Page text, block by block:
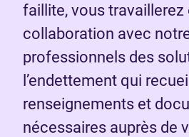
faillite, vous travaillerez
collaboration avec
professionnels des
l’endettement qui
renseignements et
nécessaires auprès de